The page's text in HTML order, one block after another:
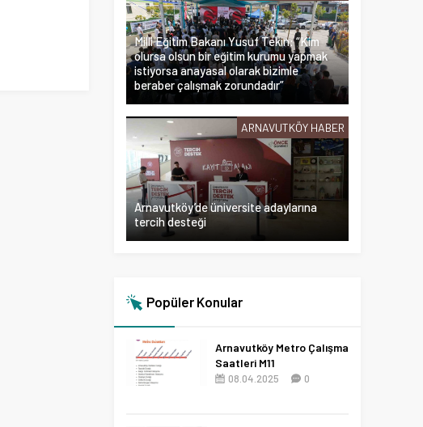
Milli Eğitim Bakanı Yusuf Tekin: “Kim
olursa olsun bir eğitim kurumu yapmak
istiyorsa anayasal olarak bizimle
beraber çalışmak zorundadır”
ARNAVUTKÖY HABER
Arnavutköy’de üniversite adaylarına
tercih desteği
Popüler Konular
Arnavutköy Metro Çalışma
Saatleri M11
08.04.2025 0